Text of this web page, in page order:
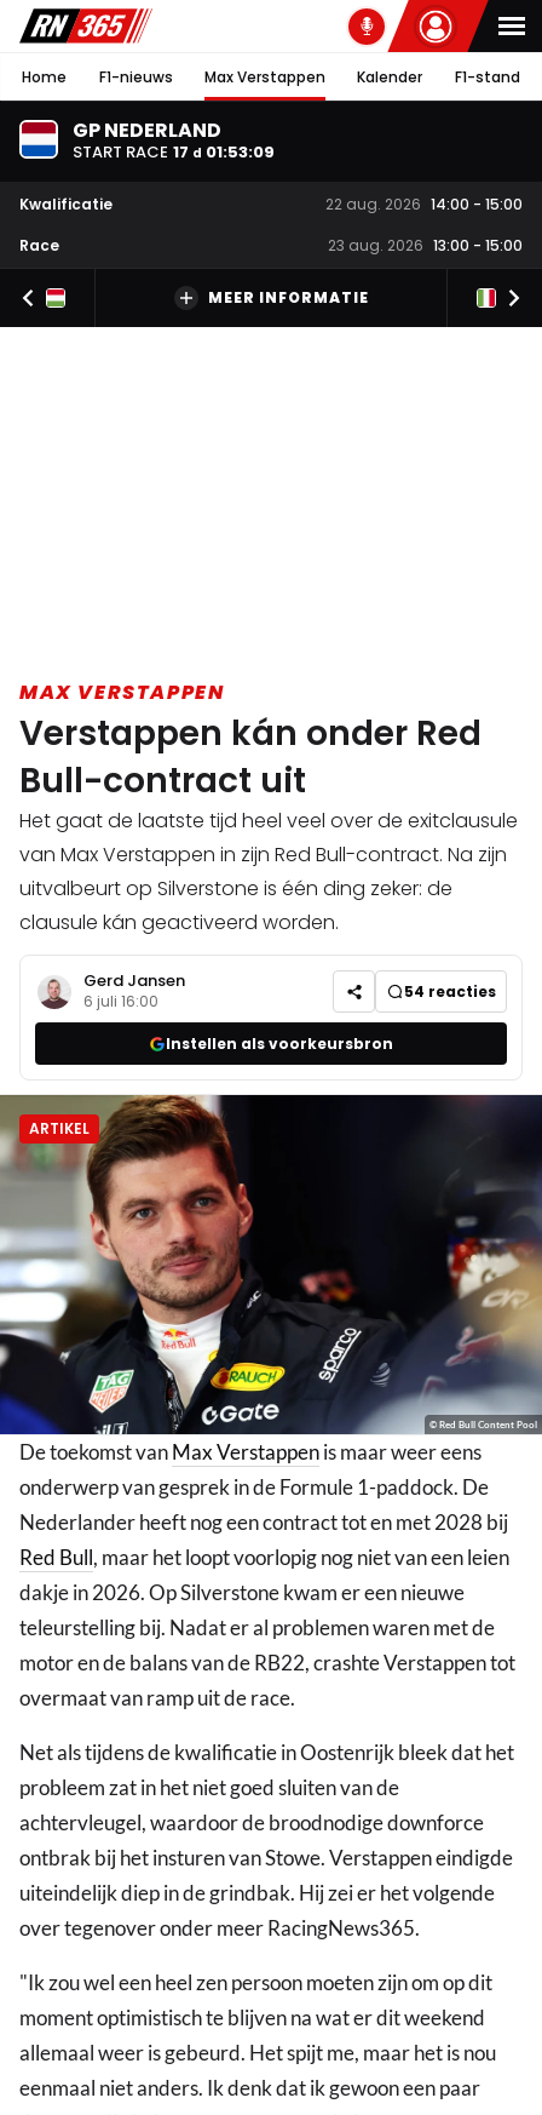
Home F1-nieuws Max Verstappen Kalender F1-stand
GP NEDERLAND
START RACE 17 d 01:53:09
Kwalificatie 22 aug. 2026 14:00 - 15:00
Race
23 aug. 2026 13:00 - 15:00
MEER INFORMATIE
MAX VERSTAPPEN
Verstappen kán onder Red
Bull-contract uit
Het gaat de laatste tijd heel veel over de exitclausule
van Max Verstappen in zijn Red Bull-contract. Na zijn
uitvalbeurt op Silverstone is één ding zeker: de
clausule kán geactiveerd worden.
Gerd Jansen
6 juli 16:00 54 reacties
Instellen als voorkeursbron
ARTIKEL
© Red Bull Content Pool
De toekomst vanMax Verstappenis maar weer eens
onderwerp van gesprek in de Formule 1-paddock. De
Nederlander heeft nog een contract tot en met 2028 bij
Red Bull, maar het loopt voorlopig nog niet van een leien
dakje in 2026. Op Silverstone kwam er een nieuwe
teleurstelling bij. Nadat er al problemen waren met de
motor en de balans van de RB22, crashte Verstappen tot
overmaat van ramp uit de race.
Net als tijdens de kwalificatie in Oostenrijk bleek dat het
probleem zat in het niet goed sluiten van de
achtervleugel, waardoor de broodnodige downforce
ontbrak bij het insturen van Stowe. Verstappen eindigde
uiteindelijk diep in de grindbak. Hij zei er het volgende
over tegenover onder meer RacingNews365.
"Ik zou wel een heel zen persoon moeten zijn om op dit
moment optimistisch te blijven na wat er dit weekend
allemaal weer is gebeurd. Het spijt me, maar het is nou
eenmaal niet anders. Ik denk dat ik gewoon een paar